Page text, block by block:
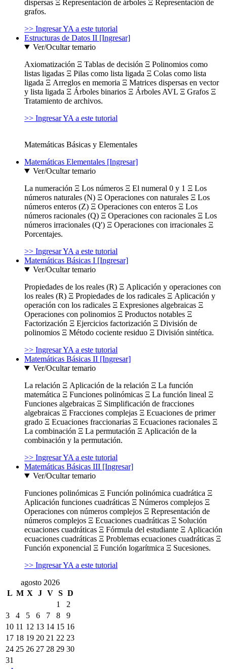
dispersas Ξ Representación de árboles Ξ Representación de
grafos.
>> Ingresar YA a este tutorial
Estructuras de Datos II [Ingresar]
Ver/Ocultar temario
Axiomatización Ξ Tablas de decisión Ξ Polinomios como
listas ligadas Ξ Pilas como lista ligada Ξ Colas como lista
ligada Ξ Arreglos en memoria Ξ Matrices dispersas en vector
y lista ligada Ξ Árboles binarios Ξ Árboles AVL Ξ Grafos Ξ
Tratamiento de archivos.
>> Ingresar YA a este tutorial
Matemáticas Básicas y Elementales
Matemáticas Elementales [Ingresar]
Ver/Ocultar temario
La numeración Ξ Los números Ξ El numeral 0 y 1 Ξ Los
números naturales (N) Ξ Operaciones con naturales Ξ Los
números enteros (Z) Ξ Operaciones con enteros Ξ Los
números racionales (Q) Ξ Operaciones con racionales Ξ Los
números irracionales (Q') Ξ Operaciones con irracionales Ξ
Porcentajes.
>> Ingresar YA a este tutorial
Matemáticas Básicas I [Ingresar]
Ver/Ocultar temario
Propiedades de los reales (R) Ξ Aplicación y operaciones con
los reales (R) Ξ Propiedades de los radicales Ξ Aplicación y
operación con los radicales Ξ Expresiones algebraicas Ξ
Operaciones con polinomios Ξ Productos notables Ξ
Factorización Ξ Ejercicios factorización Ξ División de
polinomios Ξ Método cociente residuo Ξ División sintética.
>> Ingresar YA a este tutorial
Matemáticas Básicas II [Ingresar]
Ver/Ocultar temario
La relación Ξ Aplicación de la relación Ξ La función
matemática Ξ Funciones polinómicas Ξ La función lineal Ξ
Funciones algebraicas Ξ Simplificación de fracciones
algebraicas Ξ Fracciones complejas Ξ Ecuaciones de primer
grado Ξ Ecuaciones fraccionarias Ξ Ecuaciones racionales Ξ
La combinación Ξ La permutación Ξ Aplicación de la
combinación y la permutación.
>> Ingresar YA a este tutorial
Matemáticas Básicas III [Ingresar]
Ver/Ocultar temario
Funciones polinómicas Ξ Función polinómica cuadrática Ξ
Aplicación funciones cuadráticas Ξ Números complejos Ξ
Operaciones con números complejos Ξ Representación de
números complejos Ξ Ecuaciones cuadráticas Ξ Solución
ecuaciones cuadráticas Ξ Fórmula del estudiante Ξ Aplicación
ecuaciones cuadráticas Ξ Problemas ecuaciones cuadráticas Ξ
Función exponencial Ξ Función logarítmica Ξ Sucesiones.
>> Ingresar YA a este tutorial
agosto 2026
L M X J V S D
1
2
3
4 5 6 7 8
9
10 11 12 13 14 15 16
17 18 19 20 21 22 23
24 25 26 27 28 29 30
31